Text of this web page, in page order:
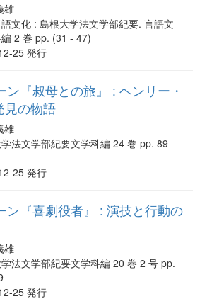
雄
文化 : 島根大学法文学部紀要. 言語文
2 巻 pp. (31 - 47)
25 発行
ン『叔母との旅』 : ヘンリー・
見の物語
雄
法文学部紀要文学科編 24 巻 pp. 89 -
25 発行
ン『喜劇役者』 : 演技と行動の
雄
法文学部紀要文学科編 20 巻 2 号 pp.
25 発行